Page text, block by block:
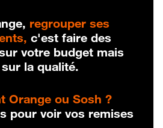
regrouper ses
c'est faire des
votre budget mais
la qualité.
Orange ou Sosh ?
pour voir vos remises